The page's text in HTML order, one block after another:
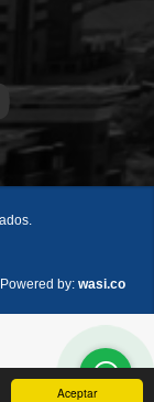
Aceptar
Powered by: wasi.co